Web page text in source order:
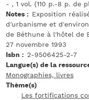
- , 1 vol. (110 p.-8 p. de
Notes
Exposition
d'urbanisme et
de Béthune à l'hôtel de
27 novembre 1993
Isbn
2-9506425-2-7
Langue(s) de la
Monographies, livres
Thème(s)
Les fortifications